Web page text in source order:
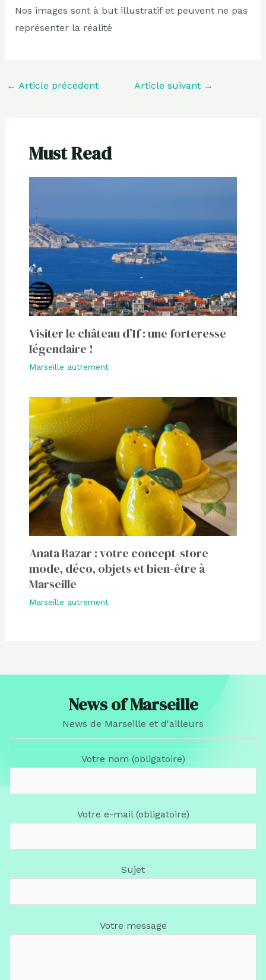
Nos images sont à but illustratif et peuvent ne pas
représenter la réalité
← Article précédent Article suivant →
Must Read
Visiter le château d’If : une forteresse
légendaire !
Marseille autrement
Anata Bazar : votre concept-store
mode, déco, objets et bien-être à
Marseille
Marseille autrement
News of Marseille
News de Marseille et d'ailleurs
Votre nom (obligatoire)
Votre e-mail (obligatoire)
Sujet
Votre message